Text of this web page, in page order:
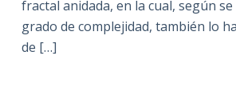
fractal anidada, en la cual, según
grado de complejidad, también lo
de […]